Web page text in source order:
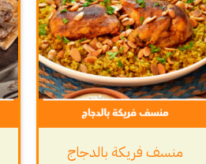
منسف فريكة بالدجاج